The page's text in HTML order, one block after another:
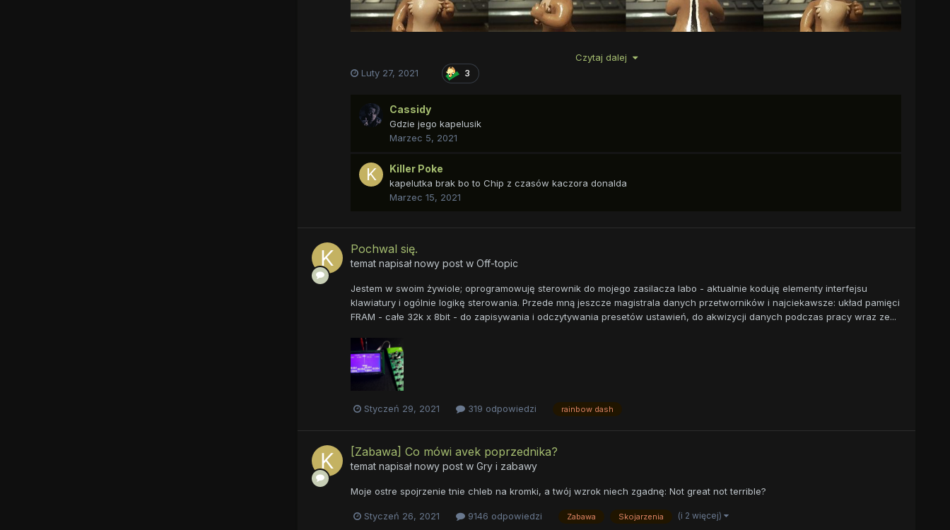
Czytaj dalej
Luty 27, 2021
3
Cassidy
Gdzie jego kapelusik
Marzec 5, 2021
Killer Poke
kapelutka brak bo to Chip z czasów kaczora donalda
Marzec 15, 2021
Pochwal się.
temat napisał nowy post w Off-topic
Jestem w swoim żywiole; oprogramowuję sterownik do mojego zasilacza labo - aktualnie koduję elementy interfejsu
klawiatury i ogólnie logikę sterowania. Przede mną jeszcze magistrala danych przetworników i najciekawsze: układ pamięci
FRAM - całe 32k x 8bit - do zapisywania i odczytywania presetów ustawień, do akwizycji danych podczas pracy wraz ze...
Styczeń 29, 2021 319 odpowiedzi rainbow dash
[Zabawa] Co mówi avek poprzednika?
temat napisał nowy post w Gry i zabawy
Moje ostre spojrzenie tnie chleb na kromki, a twój wzrok niech zgadnę: Not great not terrible?
Styczeń 26, 2021 9146 odpowiedzi Zabawa Skojarzenia (i 2 więcej)